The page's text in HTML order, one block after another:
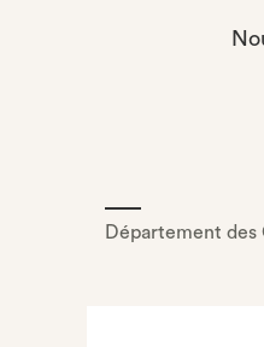
Département des